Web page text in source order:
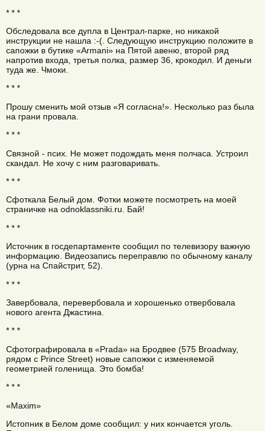
* * *
Обследовала все дупла в Централ-парке, но никакой
инструкции не нашла :-(. Следующую инструкцию положите в
сапожки в бутике «Armani» на Пятой авеню, второй ряд
напротив входа, третья полка, размер 36, крокодил. И деньги
туда же. Чмоки.
* * *
Прошу сменить мой отзыв «Я согласна!». Несколько раз была
на грани провала.
* * *
Связной - псих. Не может подождать меня полчаса. Устроил
скандал. Не хочу с ним разговаривать.
* * *
Сфоткала Белый дом. Фотки можете посмотреть на моей
страничке на odnoklassniki.ru. Бай!
* * *
Источник в госдепартаменте сообщил по телевизору важную
информацию. Видеозапись переправлю по обычному каналу
(урна на Спайстрит, 52).
* * *
Завербовала, перевербовала и хорошенько отвербовала
нового агента Джастина.
* * *
Сфотографировала в «Prada» на Бродвее (575 Broadway,
рядом с Prince Street) новые сапожки с изменяемой
геометрией голенища. Это бомба!
* * *
«Maxim»
Истопник в Белом доме сообщил: у них кончается уголь.